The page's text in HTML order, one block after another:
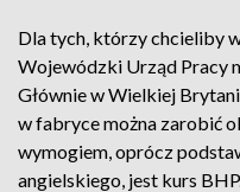
Dla tych, którzy chcieliby
Wojewódzki Urząd Pracy
Głównie w Wielkiej
w fabryce można zarobić
wymogiem, oprócz
angielskiego, jest kurs